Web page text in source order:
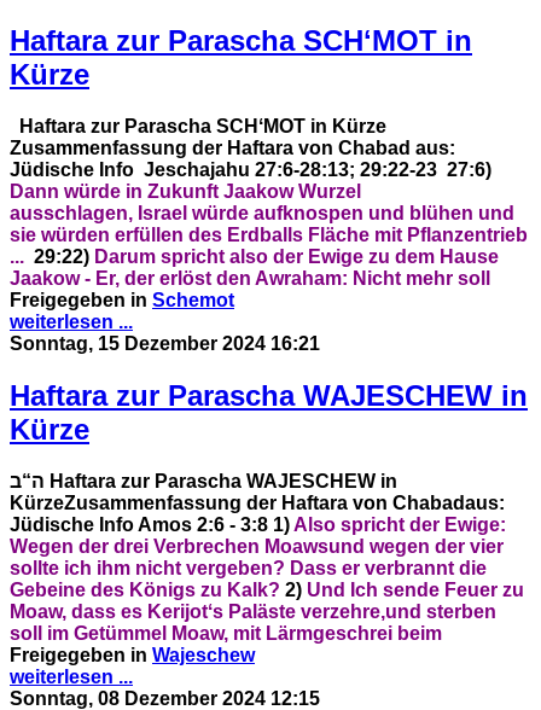
Haftara zur Parascha SCHʻMOT in
Kürze
Haftara zur Parascha SCHʻMOT in Kürze
Zusammenfassung der Haftara von Chabad aus:
Jüdische Info Jeschajahu 27:6-28:13; 29:22-23 27:6)
Dann würde in Zukunft Jaakow Wurzel
ausschlagen, Israel würde aufknospen und blühen und
sie würden erfüllen des Erdballs Fläche mit Pflanzentrieb
... 29:22) Darum spricht also der Ewige zu dem Hause
Jaakow - Er, der erlöst den Awraham: Nicht mehr soll
Freigegeben in Schemot
weiterlesen ...
Sonntag, 15 Dezember 2024 16:21
Haftara zur Parascha WAJESCHEW in
Kürze
Haftara zur Parascha WAJESCHEW in
KürzeZusammenfassung der Haftara von Chabadaus:
Jüdische InfoAmos 2:6 - 3:8 1)Also spricht der Ewige:
Wegen der drei Verbrechen Moawsund wegen der vier
sollte ich ihm nicht vergeben? Dass er verbrannt die
Gebeine des Königs zu Kalk? 2) Und Ich sende Feuer zu
Moaw, dass es Kerijotʻs Paläste verzehre,und sterben
soll im Getümmel Moaw, mit Lärmgeschrei beim
Freigegeben in Wajeschew
weiterlesen ...
Sonntag, 08 Dezember 2024 12:15